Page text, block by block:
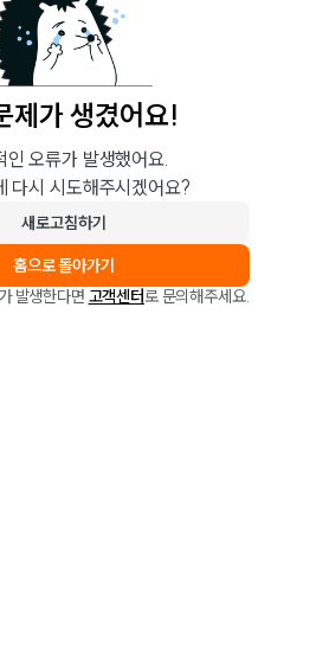
제가 생겼어요!
인 오류가 발생했어요.
다시 시도해주시겠어요?
새로고침하기
홈으로 돌아가기
발생한다면 고객센터로 문의해주세요.